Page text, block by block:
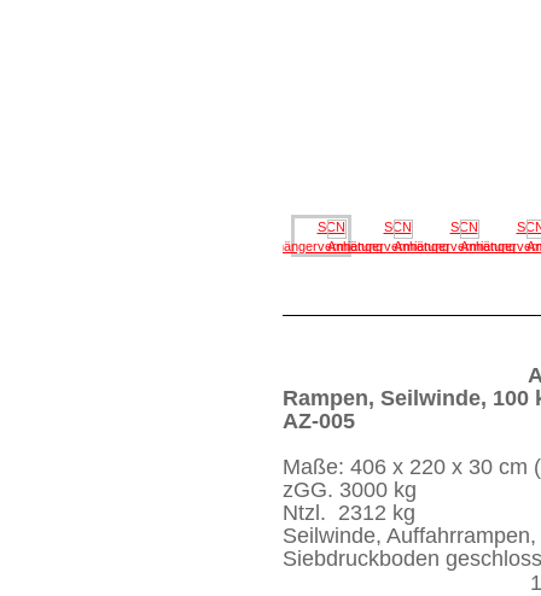
Rampen, Seilwinde, 100
AZ-005
Maße: 406 x 220 x 30 cm
zGG. 3000 kg
Ntzl. 2312 kg
Seilwinde,
Siebdruckboden
100 km/h